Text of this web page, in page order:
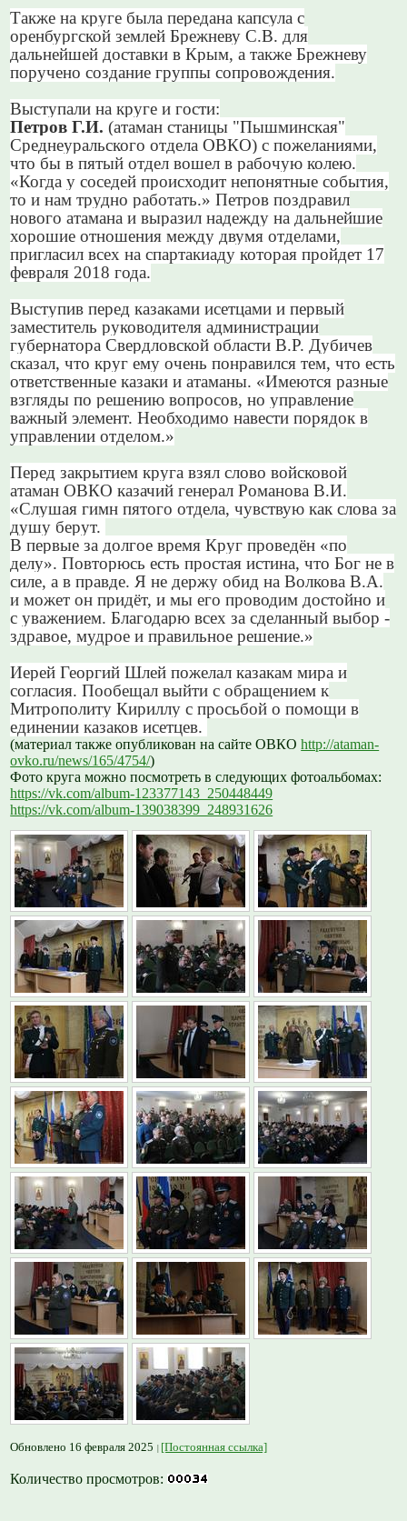
Также на круге была передана капсула с
оренбургской землей Брежневу С.В. для
дальнейшей доставки в Крым, а также Брежневу
поручено создание группы сопровождения.
Выступали на круге и гости:
Петров Г.И. (атаман станицы "Пышминская"
Среднеуральского отдела ОВКО) с пожеланиями,
что бы в пятый отдел вошел в рабочую колею.
«Когда у соседей происходит непонятные события,
то и нам трудно работать.» Петров поздравил
нового атамана и выразил надежду на дальнейшие
хорошие отношения между двумя отделами,
пригласил всех на спартакиаду которая пройдет 17
февраля 2018 года.
Выступив перед казаками исетцами и первый
заместитель руководителя администрации
губернатора Свердловской области В.Р. Дубичев
сказал, что круг ему очень понравился тем, что есть
ответственные казаки и атаманы. «Имеются разные
взгляды по решению вопросов, но управление
важный элемент. Необходимо навести порядок в
управлении отделом.»
Перед закрытием круга взял слово войсковой
атаман ОВКО казачий генерал Романова В.И.
«Слушая гимн пятого отдела, чувствую как слова за
душу берут.
В первые за долгое время Круг проведён «по
делу». Повторюсь есть простая истина, что Бог не в
силе, а в правде. Я не держу обид на Волкова В.А.
и может он придёт, и мы его проводим достойно и
с уважением. Благодарю всех за сделанный выбор -
здравое, мудрое и правильное решение.»
Иерей Георгий Шлей пожелал казакам мира и
согласия. Пообещал выйти с обращением к
Митрополиту Кириллу с просьбой о помощи в
единении казаков исетцев.
(материал также опубликован на сайте ОВКОhttp://ataman-
ovko.ru/news/165/4754/)
Фото круга можно посмотреть в следующих фотоальбомах:
https://vk.com/album-123377143_250448449
https://vk.com/album-139038399_248931626
Обновлено 16 февраля 2025 [Постоянная ссылка]
Количество просмотров: